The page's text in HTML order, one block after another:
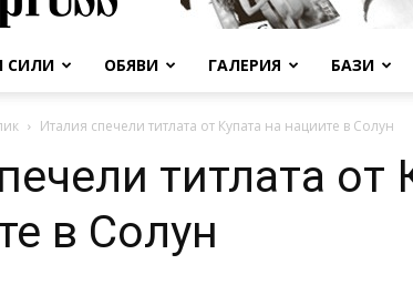
СИЛИ ОБЯВИ ГАЛЕРИЯ БАЗИ
Италия спечели титлата от Купата на нациите в Солун
титлата от
в Солун